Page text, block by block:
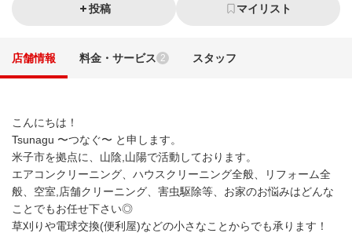
投稿 マイリスト
店舗情報 料金・サービス 2 スタッフ
こんにちは！
Tsunagu 〜つなぐ〜 と申します。
米子市を拠点に、山陰,山陽で活動しております。
エアコンクリーニング、ハウスクリーニング全般、リフォーム全
般、空室,店舗クリーニング、害虫駆除等、お家のお悩みはどんな
ことでもお任せ下さい◎
草刈りや電球交換(便利屋)などの小さなことからでも承ります！